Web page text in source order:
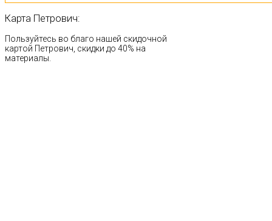
Карта Петрович:
Пользуйтесь во благо нашей скидочной
картой Петрович, скидки до 40% на
материалы.